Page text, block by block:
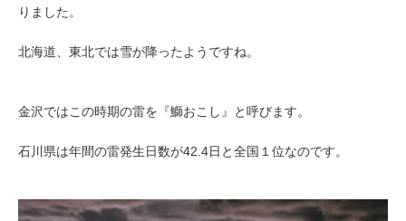
りました。
北海道、東北では雪が降ったようですね。
金沢ではこの時期の雷を『鰤おこし』と呼びます。
石川県は年間の雷発生日数が42.4日と全国１位なのです。